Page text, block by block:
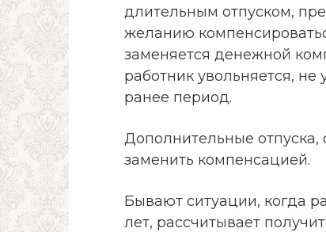
длительным отпуском,
желанию
заменяется денежной
работник увольняется, не
ранее период.
Дополнительные отпуска,
заменить компенсацией.
Бывают ситуации, когда
лет, рассчитывает